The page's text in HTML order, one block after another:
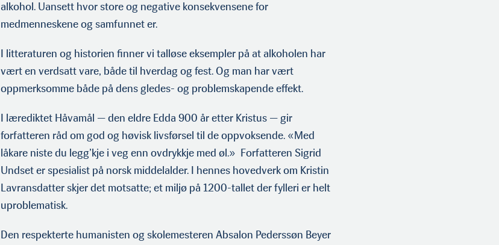
alkohol. Uansett hvor store og negative konsekvensene for
medmenneskene og samfunnet er.
I litteraturen og historien finner vi talløse eksempler på at alkoholen har
vært en verdsatt vare, både til hverdag og fest. Og man har vært
oppmerksomme både på dens gledes- og problemskapende effekt.
I lærediktet Håvamål — den eldre Edda 900 år etter Kristus — gir
forfatteren råd om god og høvisk livsførsel til de oppvoksende. «Med
låkare niste du legg’kje i veg enn ovdrykkje med øl.» Forfatteren Sigrid
Undset er spesialist på norsk middelalder. I hennes hovedverk om Kristin
Lavransdatter skjer det motsatte; et miljø på 1200-tallet der fylleri er helt
uproblematisk.
Den respekterte humanisten og skolemesteren Absalon Pederssøn Beyer